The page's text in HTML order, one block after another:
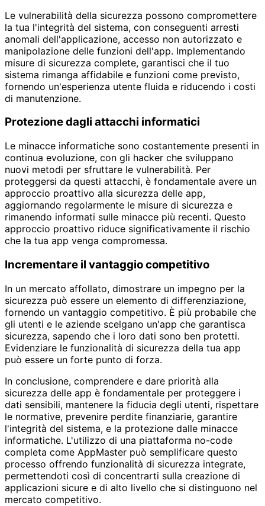
Le vulnerabilità della sicurezza possono compromettere
la tua l'integrità del sistema, con conseguenti arresti
anomali dell'applicazione, accesso non autorizzato e
manipolazione delle funzioni dell'app. Implementando
misure di sicurezza complete, garantisci che il tuo
sistema rimanga affidabile e funzioni come previsto,
fornendo un'esperienza utente fluida e riducendo i costi
di manutenzione.
Protezione dagli attacchi informatici
Le minacce informatiche sono costantemente presenti in
continua evoluzione, con gli hacker che sviluppano
nuovi metodi per sfruttare le vulnerabilità. Per
proteggersi da questi attacchi, è fondamentale avere un
approccio proattivo alla sicurezza delle app,
aggiornando regolarmente le misure di sicurezza e
rimanendo informati sulle minacce più recenti. Questo
approccio proattivo riduce significativamente il rischio
che la tua app venga compromessa.
Incrementare il vantaggio competitivo
In un mercato affollato, dimostrare un impegno per la
sicurezza può essere un elemento di differenziazione,
fornendo un vantaggio competitivo. È più probabile che
gli utenti e le aziende scelgano un'app che garantisca
sicurezza, sapendo che i loro dati sono ben protetti.
Evidenziare le funzionalità di sicurezza della tua app
può essere un forte punto di forza.
In conclusione, comprendere e dare priorità alla
sicurezza delle app è fondamentale per proteggere i
dati sensibili, mantenere la fiducia degli utenti, rispettare
le normative, prevenire perdite finanziarie, garantire
l'integrità del sistema, e la protezione dalle minacce
informatiche. L'utilizzo di una piattaforma no-code
completa come AppMaster può semplificare questo
processo offrendo funzionalità di sicurezza integrate,
permettendoti così di concentrarti sulla creazione di
applicazioni sicure e di alto livello che si distinguono nel
mercato competitivo.